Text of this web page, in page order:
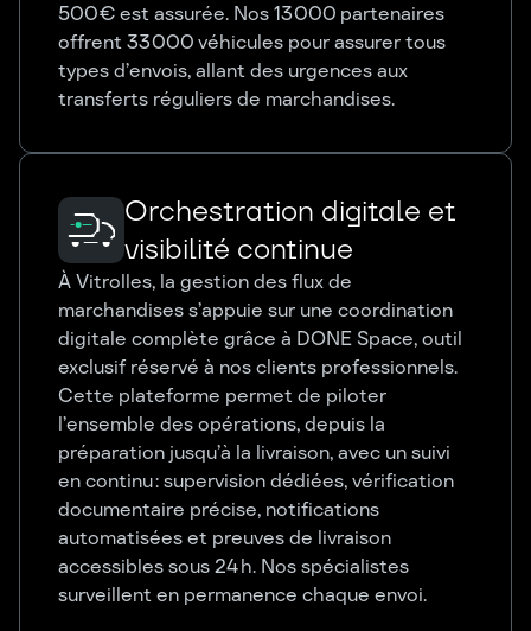
500 € est assurée. Nos 13 000 partenaires
offrent 33 000 véhicules pour assurer tous
types d’envois, allant des urgences aux
transferts réguliers de marchandises.
Orchestration digitale et
visibilité continue
À Vitrolles, la gestion des flux de
marchandises s’appuie sur une coordination
digitale complète grâce à DONE Space, outil
exclusif réservé à nos clients professionnels.
Cette plateforme permet de piloter
l’ensemble des opérations, depuis la
préparation jusqu’à la livraison, avec un suivi
en continu : supervision dédiées, vérification
documentaire précise, notifications
automatisées et preuves de livraison
accessibles sous 24 h. Nos spécialistes
surveillent en permanence chaque envoi.